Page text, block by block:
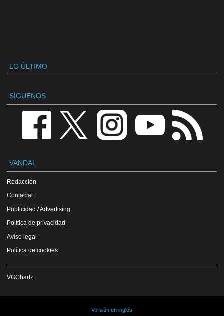
LO ÚLTIMO
SÍGUENOS
VANDAL
Redacción
Contactar
Publicidad / Advertising
Política de privacidad
Aviso legal
Política de cookies
VGChartz
Versión en inglés